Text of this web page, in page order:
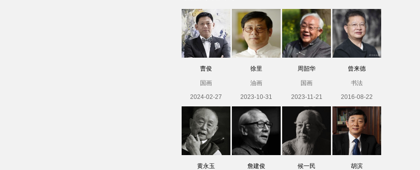
曹俊
国画
2024-02-27
徐里
油画
2023-10-31
周韶华
国画
2023-11-21
曾来德
书法
2016-08-22
黄永玉 詹建俊 候一民 胡滨